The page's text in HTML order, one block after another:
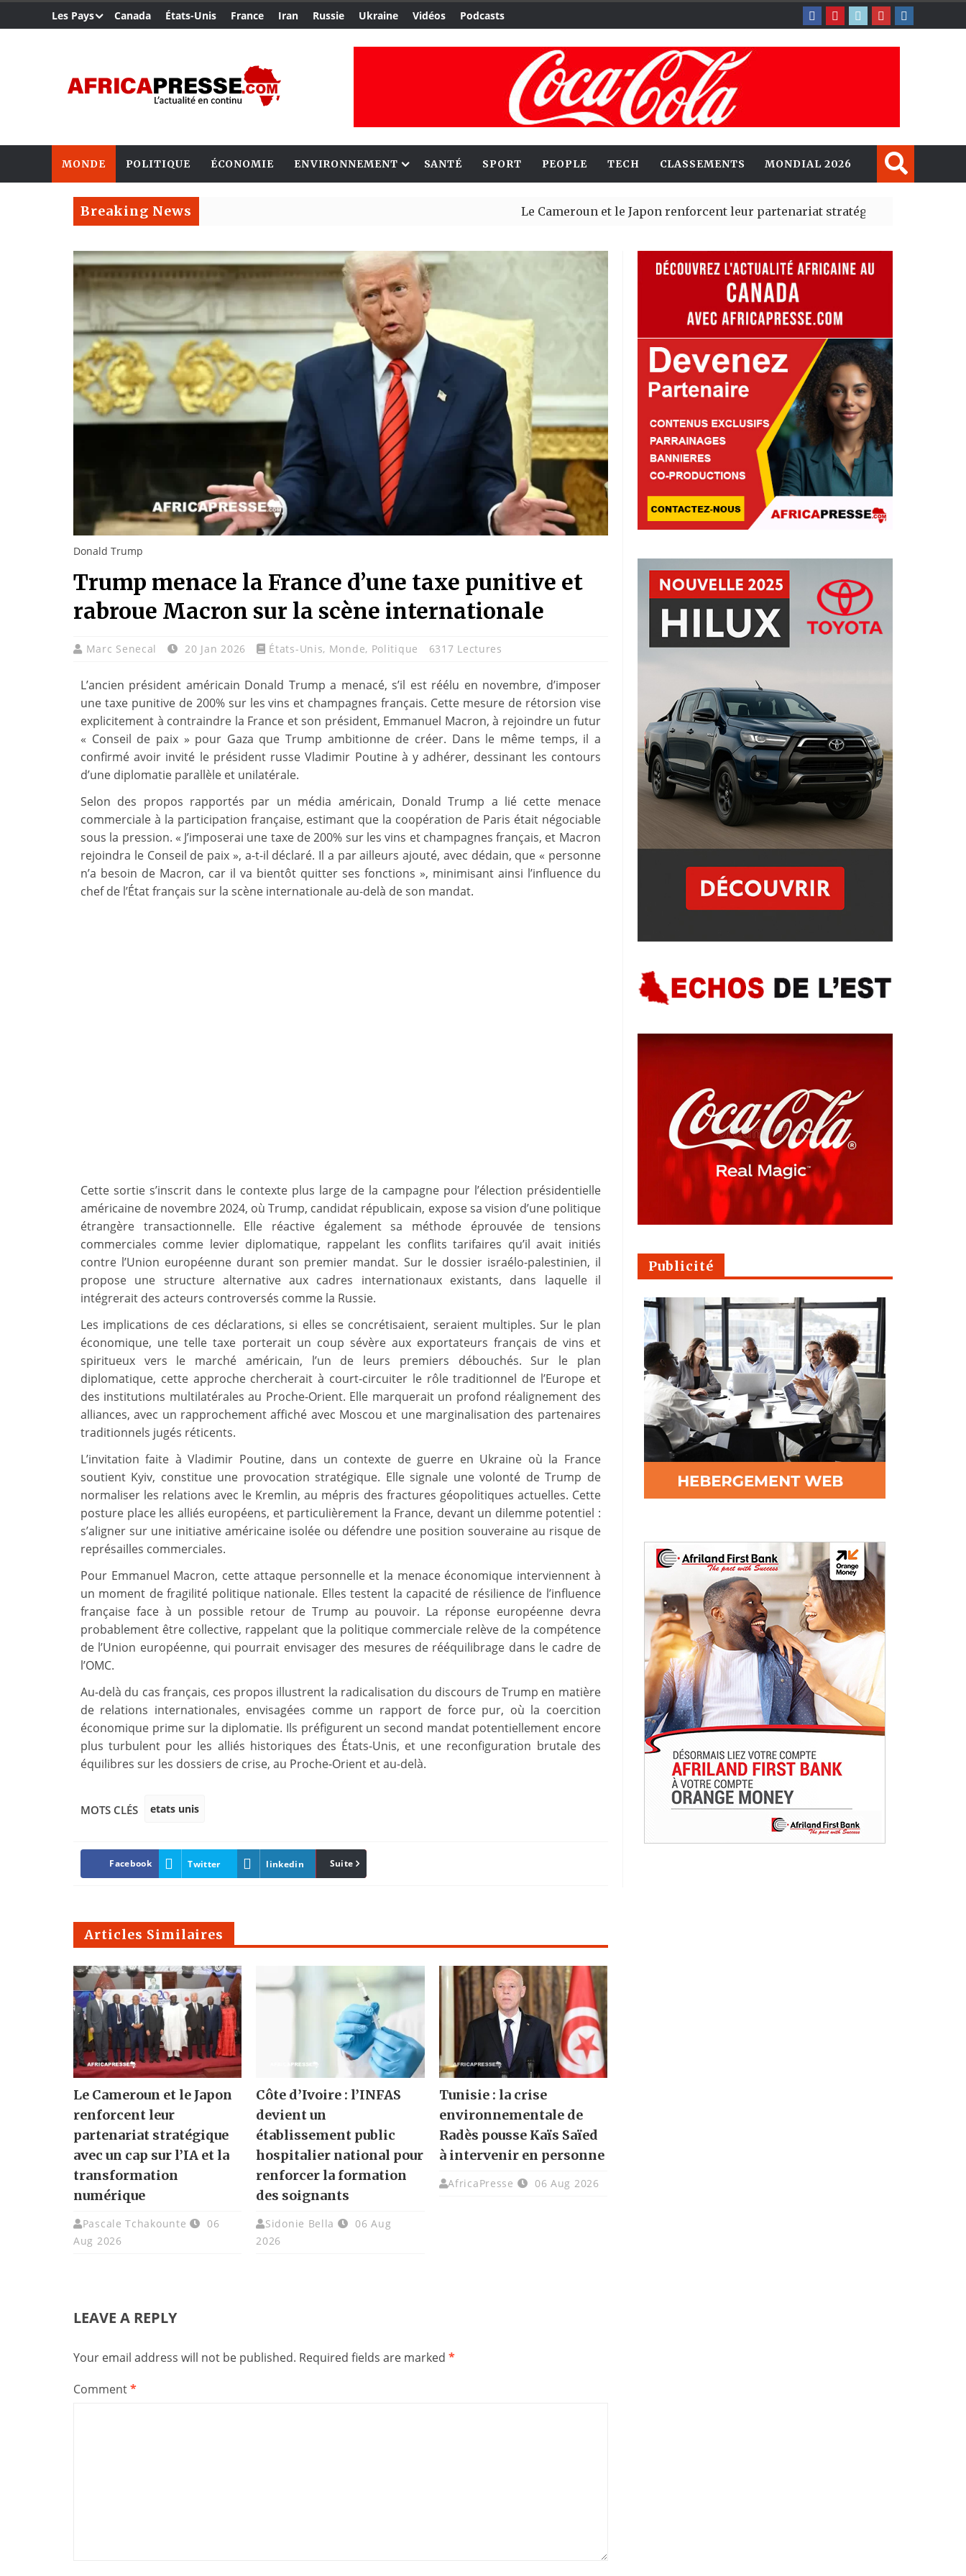
Les Pays Canada États-Unis France Iran Russie Ukraine Vidéos Podcasts
MONDE POLITIQUE ÉCONOMIE ENVIRONNEMENT SANTÉ SPORT PEOPLE TECH CLASSEMENTS MONDIAL 2026
Breaking News Le Cameroun et le Japon renforcent leur partenariat stratégique avec un cap sur l’IA
Donald Trump
Trump menace la France d’une taxe punitive et
rabroue Macron sur la scène internationale
Marc Senecal 20 Jan 2026 États-Unis, Monde, Politique 6317 Lectures
L’ancien président américain Donald Trump a menacé, s’il est réélu en novembre, d’imposer
une taxe punitive de 200% sur les vins et champagnes français. Cette mesure de rétorsion vise
explicitement à contraindre la France et son président, Emmanuel Macron, à rejoindre un futur
« Conseil de paix » pour Gaza que Trump ambitionne de créer. Dans le même temps, il a
confirmé avoir invité le président russe Vladimir Poutine à y adhérer, dessinant les contours
d’une diplomatie parallèle et unilatérale.
Selon des propos rapportés par un média américain, Donald Trump a lié cette menace
commerciale à la participation française, estimant que la coopération de Paris était négociable
sous la pression. « J’imposerai une taxe de 200% sur les vins et champagnes français, et Macron
rejoindra le Conseil de paix », a-t-il déclaré. Il a par ailleurs ajouté, avec dédain, que « personne
n’a besoin de Macron, car il va bientôt quitter ses fonctions », minimisant ainsi l’influence du
chef de l’État français sur la scène internationale au-delà de son mandat.
Cette sortie s’inscrit dans le contexte plus large de la campagne pour l’élection présidentielle
américaine de novembre 2024, où Trump, candidat républicain, expose sa vision d’une politique
étrangère transactionnelle. Elle réactive également sa méthode éprouvée de tensions
commerciales comme levier diplomatique, rappelant les conflits tarifaires qu’il avait initiés
contre l’Union européenne durant son premier mandat. Sur le dossier israélo-palestinien, il
propose une structure alternative aux cadres internationaux existants, dans laquelle il
intégrerait des acteurs controversés comme la Russie.
Les implications de ces déclarations, si elles se concrétisaient, seraient multiples. Sur le plan
économique, une telle taxe porterait un coup sévère aux exportateurs français de vins et
spiritueux vers le marché américain, l’un de leurs premiers débouchés. Sur le plan
diplomatique, cette approche chercherait à court-circuiter le rôle traditionnel de l’Europe et
des institutions multilatérales au Proche-Orient. Elle marquerait un profond réalignement des
alliances, avec un rapprochement affiché avec Moscou et une marginalisation des partenaires
traditionnels jugés réticents.
L’invitation faite à Vladimir Poutine, dans un contexte de guerre en Ukraine où la France
soutient Kyiv, constitue une provocation stratégique. Elle signale une volonté de Trump de
normaliser les relations avec le Kremlin, au mépris des fractures géopolitiques actuelles. Cette
posture place les alliés européens, et particulièrement la France, devant un dilemme potentiel :
s’aligner sur une initiative américaine isolée ou défendre une position souveraine au risque de
représailles commerciales.
Pour Emmanuel Macron, cette attaque personnelle et la menace économique interviennent à
un moment de fragilité politique nationale. Elles testent la capacité de résilience de l’influence
française face à un possible retour de Trump au pouvoir. La réponse européenne devra
probablement être collective, rappelant que la politique commerciale relève de la compétence
de l’Union européenne, qui pourrait envisager des mesures de rééquilibrage dans le cadre de
l’OMC.
Au-delà du cas français, ces propos illustrent la radicalisation du discours de Trump en matière
de relations internationales, envisagées comme un rapport de force pur, où la coercition
économique prime sur la diplomatie. Ils préfigurent un second mandat potentiellement encore
plus turbulent pour les alliés historiques des États-Unis, et une reconfiguration brutale des
équilibres sur les dossiers de crise, au Proche-Orient et au-delà.
MOTS CLÉS etats unis
Facebook Twitter linkedin Pinterest
Suite
Articles Similaires
Le Cameroun et le Japon
renforcent leur
partenariat stratégique
avec un cap sur l’IA et la
transformation
numérique
Pascale Tchakounte
06
Aug 2026
Côte d’Ivoire : l’INFAS
devient un
établissement public
hospitalier national pour
renforcer la formation
des soignants
Sidonie Bella
06 Aug
2026
Tunisie : la crise
environnementale de
Radès pousse Kaïs Saïed
à intervenir en personne
AfricaPresse 06 Aug 2026
LEAVE A REPLY
Your email address will not be published. Required fields are marked *
Comment*
Publicité